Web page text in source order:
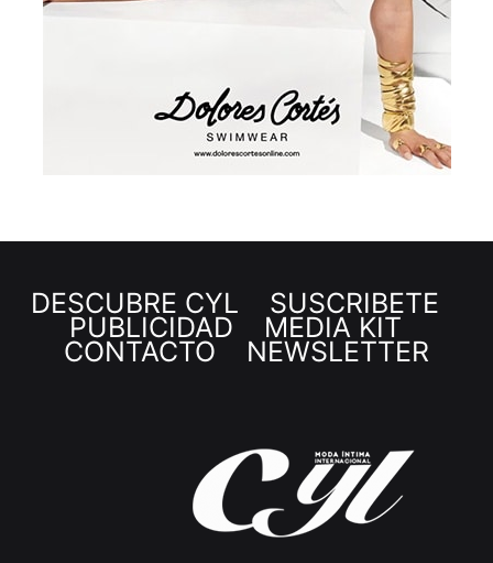
DESCUBRE CYL SUSCRÍBETE
PUBLICIDAD MEDIA KIT
CONTACTO NEWSLETTER